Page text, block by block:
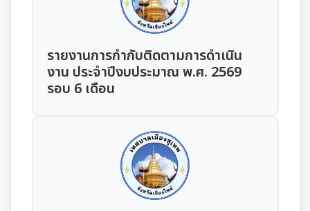
อำนาจหน้าที่ของเทศบาล
แผนดำเนินงานประจำปี
รายงานผลการดำเนินงานประจำปี
รายงานการติดตามและประเมินผลแผนพัฒนาท้องถิ่น
รายงานการกำกับติดตามการดำเนิน
งาน ประจำปีงบประมาณ พ.ศ. 2569
รอบ 6 เดือน